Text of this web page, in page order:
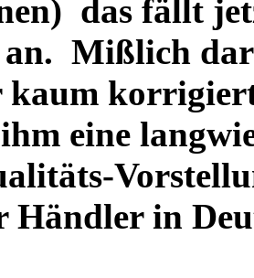
das fällt
Mißlich
kaum
eine
Händler in